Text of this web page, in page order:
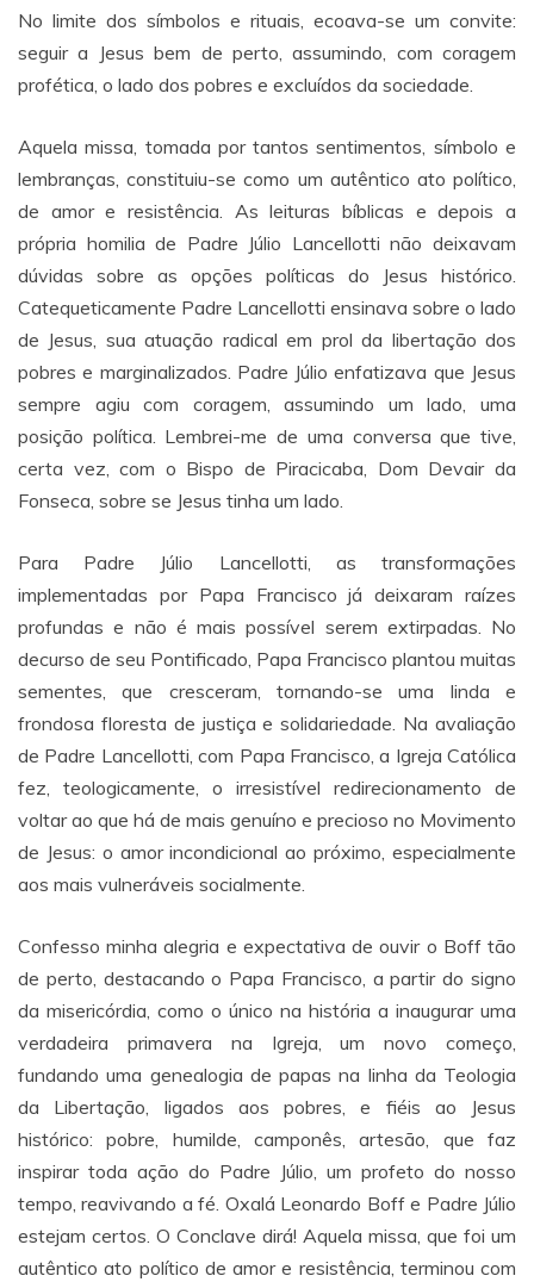
No limite dos símbolos e rituais, ecoava-se um convite:
seguir a Jesus bem de perto, assumindo, com coragem
profética, o lado dos pobres e excluídos da sociedade.
Aquela missa, tomada por tantos sentimentos, símbolo e
lembranças, constituiu-se como um autêntico ato político,
de amor e resistência. As leituras bíblicas e depois a
própria homilia de Padre Júlio Lancellotti não deixavam
dúvidas sobre as opções políticas do Jesus histórico.
Catequeticamente Padre Lancellotti ensinava sobre o lado
de Jesus, sua atuação radical em prol da libertação dos
pobres e marginalizados. Padre Júlio enfatizava que Jesus
sempre agiu com coragem, assumindo um lado, uma
posição política. Lembrei-me de uma conversa que tive,
certa vez, com o Bispo de Piracicaba, Dom Devair da
Fonseca, sobre se Jesus tinha um lado.
Para Padre Júlio Lancellotti, as transformações
implementadas por Papa Francisco já deixaram raízes
profundas e não é mais possível serem extirpadas. No
decurso de seu Pontificado, Papa Francisco plantou muitas
sementes, que cresceram, tornando-se uma linda e
frondosa floresta de justiça e solidariedade. Na avaliação
de Padre Lancellotti, com Papa Francisco, a Igreja Católica
fez, teologicamente, o irresistível redirecionamento de
voltar ao que há de mais genuíno e precioso no Movimento
de Jesus: o amor incondicional ao próximo, especialmente
aos mais vulneráveis socialmente.
Confesso minha alegria e expectativa de ouvir o Boff tão
de perto, destacando o Papa Francisco, a partir do signo
da misericórdia, como o único na história a inaugurar uma
verdadeira primavera na Igreja, um novo começo,
fundando uma genealogia de papas na linha da Teologia
da Libertação, ligados aos pobres, e fiéis ao Jesus
histórico: pobre, humilde, camponês, artesão, que faz
inspirar toda ação do Padre Júlio, um profeto do nosso
tempo, reavivando a fé. Oxalá Leonardo Boff e Padre Júlio
estejam certos. O Conclave dirá! Aquela missa, que foi um
autêntico ato político de amor e resistência, terminou com